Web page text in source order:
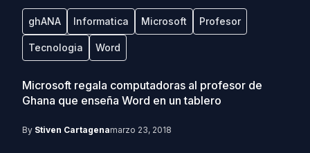
ghANA Informatica Microsoft Profesor
Tecnologia Word
Microsoft regala computadoras al profesor de
Ghana que enseña Word en un tablero
By Stiven Cartagenamarzo 23, 2018